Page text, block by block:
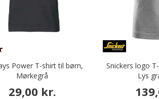
Power T-shirt til børn,
Mørkegrå
29,00 kr.
Snickers logo
Lys